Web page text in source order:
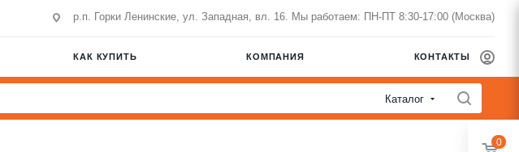
р.п. Горки Ленинские, ул. Западная, вл. 16. Мы работаем: ПН-ПТ 8:30-17:00 (Москва)
КАК КУПИТЬ КОМПАНИЯ КОНТАКТЫ
Каталог
0